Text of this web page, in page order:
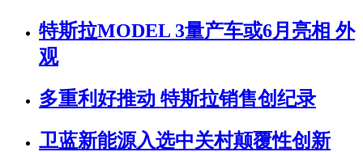
特斯拉MODEL 3量产车或6月亮相 外
观
多重利好推动 特斯拉销售创纪录
卫蓝新能源入选中关村颠覆性创新